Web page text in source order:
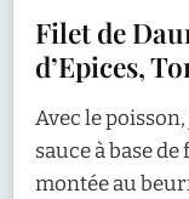
Filet de
d’Epices,
Avec le
sauce à base
montée au